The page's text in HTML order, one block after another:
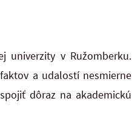
univerzity v Ružomberku.
a udalostí nesmierne
dôraz na akademickú